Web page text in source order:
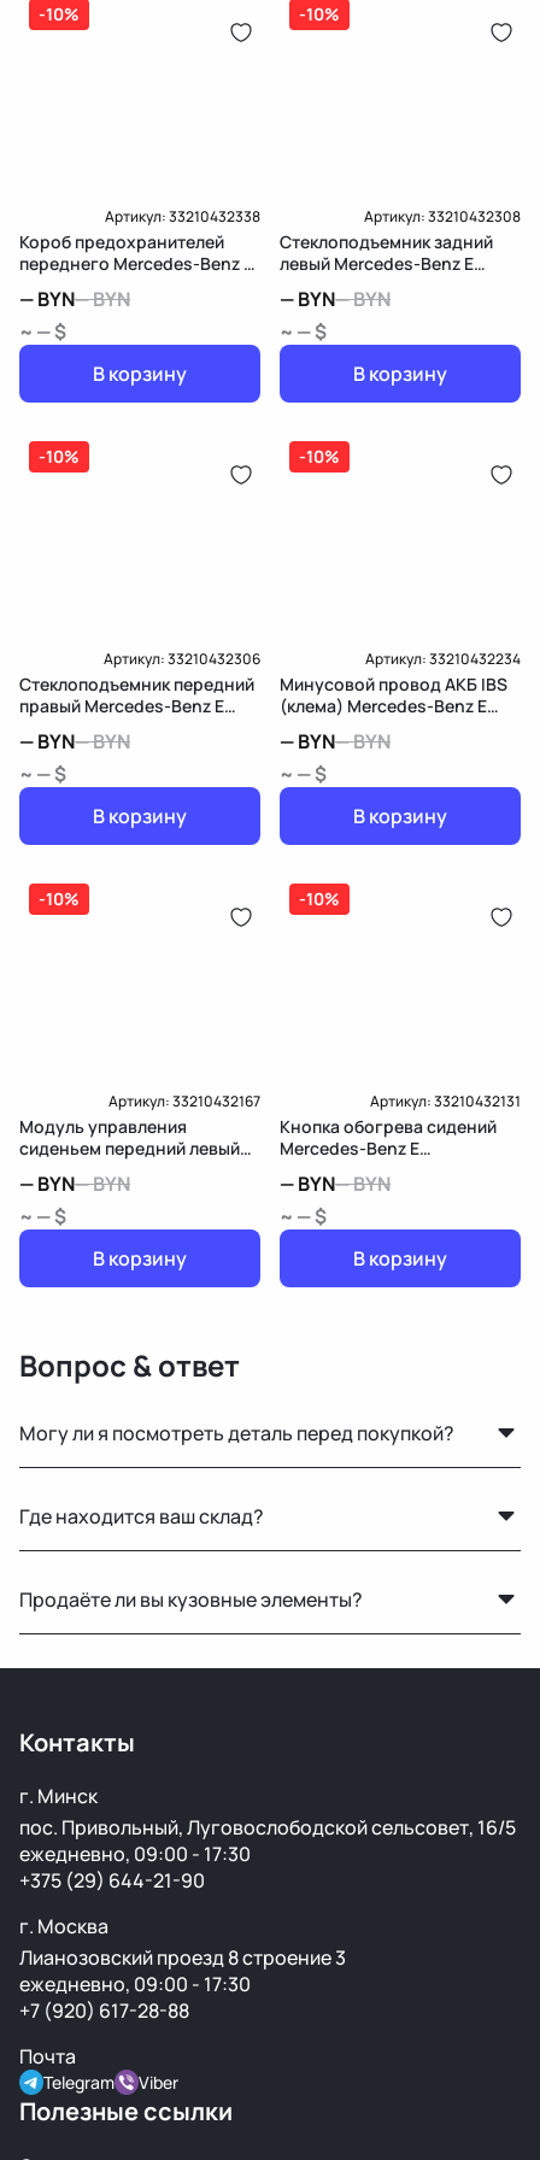
-10%
Артикул:33210432338
Короб предохранителей
переднего Mercedes-Benz E
—BYN—BYN
~ — $
В корзину
-10%
Артикул:33210432308
Стеклоподъемник задний
левый Mercedes-Benz E
—BYN—BYN
~ — $
В корзину
-10%
Артикул:33210432306
Стеклоподъемник передний
правый Mercedes-Benz E
—BYN—BYN
~ — $
В корзину
-10%
Артикул:33210432234
Минусовой провод АКБ IBS
(клема) Mercedes-Benz E
—BYN—BYN
~ — $
В корзину
-10%
Артикул:33210432167
Модуль управления
сиденьем передний левый
W213/S213/C238/A238
—BYN—BYN
~ — $
В корзину
-10%
Артикул:33210432131
Кнопка обогрева сидений
Mercedes-Benz E
—BYN—BYN
~ — $
В корзину
Вопрос & ответ
Могу ли я посмотреть деталь перед покупкой?
осмотреть деталь лично или запросить фото и
видеообзор.
Где находится ваш склад?
есть склад в России для ускоренной доставки по РФ.
Продаёте ли вы кузовные элементы?
Контакты
г. Минск
пос. Привольный, Луговослободской сельсовет, 16/5
ежедневно, 09:00 - 17:30
+375 (29) 644-21-90
г. Москва
Лианозовский проезд 8 строение 3
ежедневно, 09:00 - 17:30
+7 (920) 617-28-88
Почта
Telegram Viber
Полезные ссылки